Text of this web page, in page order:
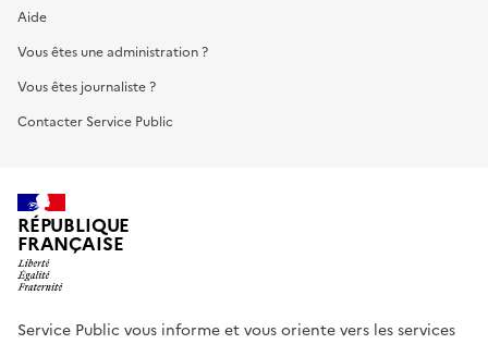
Aide
Vous êtes une administration ?
Vous êtes journaliste ?
Contacter Service Public
RÉPUBLIQUE
FRANÇAISE
Service Public vous informe et vous oriente vers les services